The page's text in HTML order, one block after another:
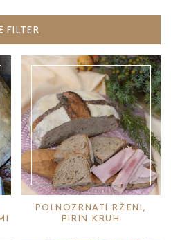
FILTER
POLNOZRNATI RŽENI,
PIRIN KRUH